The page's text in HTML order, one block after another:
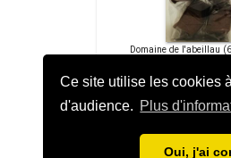
Ce site utilise les cookies
d'audience. Plus
Oui, j'ai
Domaine de l'abeillau
launch